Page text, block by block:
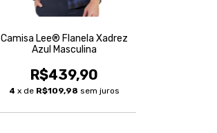
Camisa Lee® Flanela Xadrez
Azul Masculina
R$439,90
4 x de R$109,98 sem juros